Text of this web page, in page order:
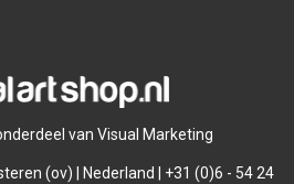
van Visual Marketing
(ov) | Nederland | +31 (0)6 - 54 24